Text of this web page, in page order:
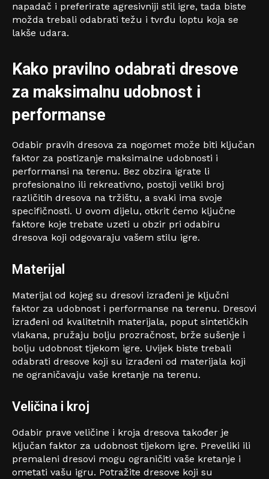
napadač i preferirate agresivniji stil igre, tada biste
možda trebali odabrati težu i tvrđu loptu koja se
lakše udara.
Kako pravilno odabrati dresove
za maksimalnu udobnost i
performanse
Odabir pravih dresova za nogomet može biti ključan
faktor za postizanje maksimalne udobnosti i
performansi na terenu. Bez obzira igrate li
profesionalno ili rekreativno, postoji veliki broj
različitih dresova na tržištu, a svaki ima svoje
specifičnosti. U ovom dijelu, otkrit ćemo ključne
faktore koje trebate uzeti u obzir pri odabiru
dresova koji odgovaraju vašem stilu igre.
Materijal
Materijal od kojeg su dresovi izrađeni je ključni
faktor za udobnost i performanse na terenu. Dresovi
izrađeni od kvalitetnih materijala, poput sintetičkih
vlakana, pružaju bolju prozračnost, brže sušenje i
bolju udobnost tijekom igre. Uvijek biste trebali
odabrati dresove koji su izrađeni od materijala koji
ne ograničavaju vaše kretanje na terenu.
Veličina i kroj
Odabir prave veličine i kroja dresova također je
ključan faktor za udobnost tijekom igre. Preveliki ili
premaleni dresovi mogu ograničiti vaše kretanje i
ometati vašu igru. Potražite dresove koji su